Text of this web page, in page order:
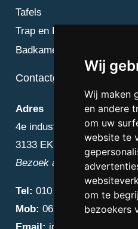
Wij
Wij maken
en andere
om uw
website te
om te
bezoekers
Tafels
Trap en Bordes
Badkamer
Contactgegevens
Adres
4e industriestraat 25
3133 EK Vlaardingen
Bezoek alleen op afspraak
Tel: 010 – 223 3759
Mob: 06 – 4838 1000
Email: